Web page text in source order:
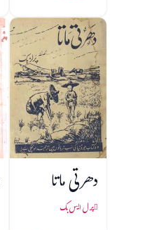
دھرتی ماتا
پرل ایس بک